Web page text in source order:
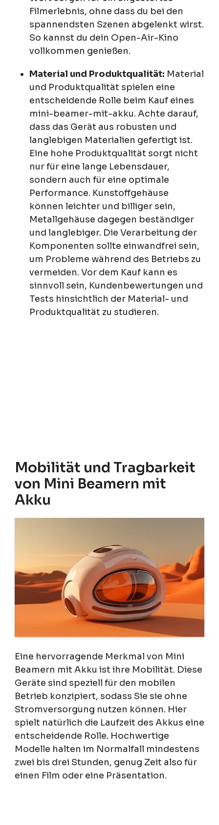
Filmerlebnis, ohne dass du bei den
spannendsten Szenen abgelenkt wirst.
So kannst du dein Open-Air-Kino
vollkommen genießen.
Material und Produktqualität: Material
und Produktqualität spielen eine
entscheidende Rolle beim Kauf eines
mini-beamer-mit-akku. Achte darauf,
dass das Gerät aus robusten und
langlebigen Materialien gefertigt ist.
Eine hohe Produktqualität sorgt nicht
nur für eine lange Lebensdauer,
sondern auch für eine optimale
Performance. Kunstoffgehäuse
können leichter und billiger sein,
Metallgehäuse dagegen beständiger
und langlebiger. Die Verarbeitung der
Komponenten sollte einwandfrei sein,
um Probleme während des Betriebs zu
vermeiden. Vor dem Kauf kann es
sinnvoll sein, Kundenbewertungen und
Tests hinsichtlich der Material- und
Produktqualität zu studieren.
Mobilität und Tragbarkeit
von Mini Beamern mit
Akku
Eine hervorragende Merkmal von Mini
Beamern mit Akku ist ihre Mobilität. Diese
Geräte sind speziell für den mobilen
Betrieb konzipiert, sodass Sie sie ohne
Stromversorgung nutzen können. Hier
spielt natürlich die Laufzeit des Akkus eine
entscheidende Rolle. Hochwertige
Modelle halten im Normalfall mindestens
zwei bis drei Stunden, genug Zeit also für
einen Film oder eine Präsentation.